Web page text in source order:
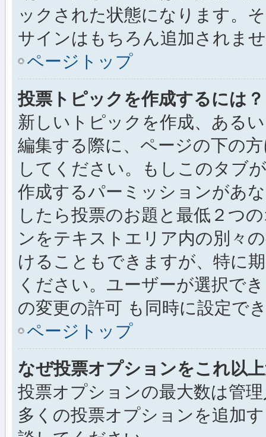
ックされた状態になります。
サインはもちろん追加されま
ページトップ
投票トピックを作成するには？
新しいトピックを作成、ある
編集する際に、ページの下の
してください。もしこのタブ
作成するパーミッションがあ
したら投票のお題と最低２つ
ンをテキストエリア内の別々
けることもできますが、特に
ください。ユーザーが選択で
の変更の許可 も同時に設定で
ページトップ
なぜ投票オプションをこれ以
投票オプションの最大数は管
多くの投票オプションを追加